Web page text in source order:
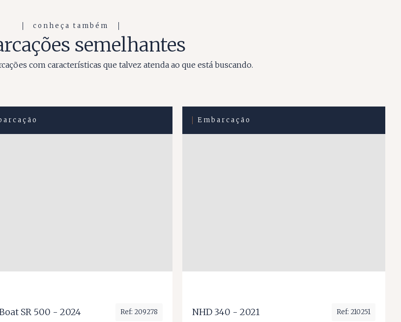
conheça também
semelhantes
com características que talvez atenda ao que está buscando.
SR 500 - 2024 Ref: 209278
Embarcação
NHD 340 - 2021 Ref: 210251